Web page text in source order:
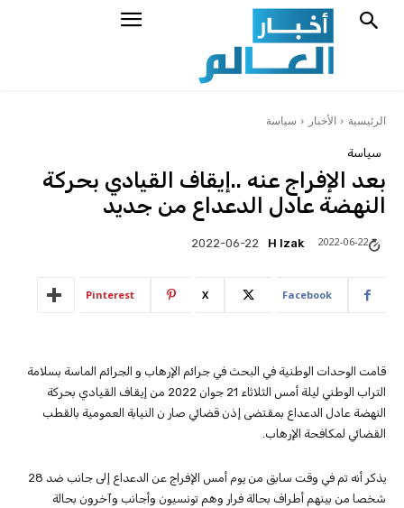
الرئيسية الأخبار سياسة
سياسة
بعد الإفراج عنه ..إيقاف القيادي بحركة
النهضة عادل الدعداع من جديد
H Izak
2022-06-22 2022-06-22
Facebook
X
Pinterest
قامت الوحدات الوطنية في البحث في جرائم الإرهاب و الجرائم الماسة بسلامة
التراب الوطني ليلة أمس الثلاثاء 21 جوان 2022 من إيقاف القيادي بحركة
النهضة عادل الدعداع بمقتضى إذن قضائي صار ن النيابة العمومية بالقطب
القضائي لمكافحة الإرهاب.
يذكر أنه تم في وقت سابق من يوم أمس الإفراج عن الدعداع إلى جانب ضد 28
شخصا من بينهم أطراف بحالة فرار وهم تونسيون وأجانب وآخرون بحالة